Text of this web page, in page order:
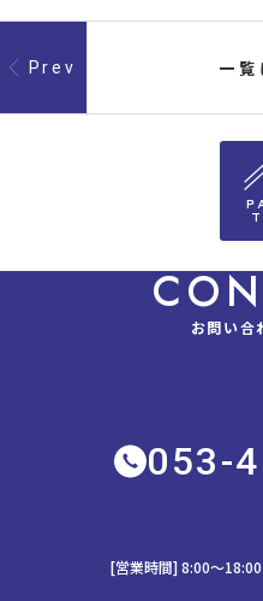
Prev 一覧
お問い合
053-
[営業時間] 8:00～